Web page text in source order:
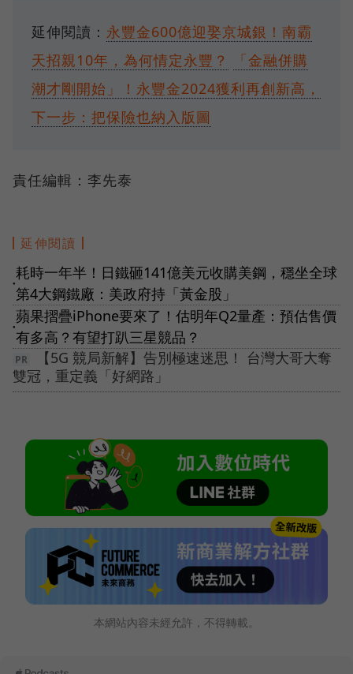
延伸閱讀： 永豐金600億迎娶京城銀！南霸
天招親10年，為何情定永豐？
「金融併購
潮才剛開始」！永豐金2024獲利再創新高，
下一步：把保險也納入版圖
責任編輯：李先泰
延伸閱讀
●
耗時一年半！日鐵砸141億美元收購美鋼，穩坐全球
第4大鋼鐵廠：美政府持「黃金股」
●
蘋果摺疊iPhone要來了！估明年Q2量產：預估售價
有多高？有望打趴三星競品？
【5G 競局新解】告別極速迷思！ 台灣大哥大奪
雙冠，重定義「好網路」
本網站內容未經允許，不得轉載。